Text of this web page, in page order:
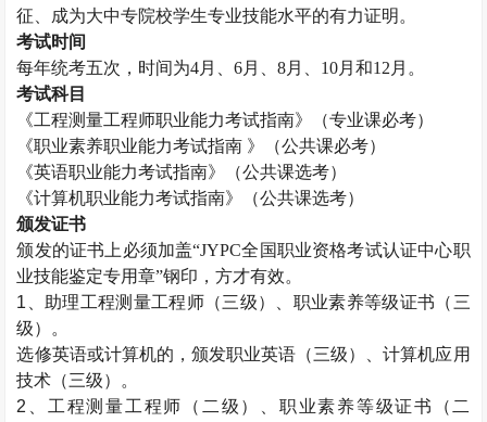
征、成为大中专院校学生专业技能水平的有力证明。
考试时间
每年统考五次，时间为4月、6月、8月、10月和12月。
考试科目
《工程测量工程师职业能力考试指南》（专业课必考）
《职业素养职业能力考试指南 》（公共课必考）
《英语职业能力考试指南》（公共课选考）
《计算机职业能力考试指南》（公共课选考）
颁发证书
颁发的证书上必须加盖“JYPC全国职业资格考试认证中心职
业技能鉴定专用章”钢印，方才有效。
1、助理工程测量工程师（三级）、职业素养等级证书（三
级）。
选修英语或计算机的，颁发职业英语（三级）、计算机应用
技术（三级）。
2、工程测量工程师（二级）、职业素养等级证书（二